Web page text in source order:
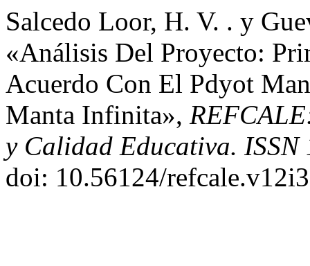
Salcedo Loor, H. V. . y
«Análisis Del Proyecto:
Acuerdo Con El Pdyot
Manta Infinita»,
y Calidad Educativa. ISSN
doi: 10.56124/